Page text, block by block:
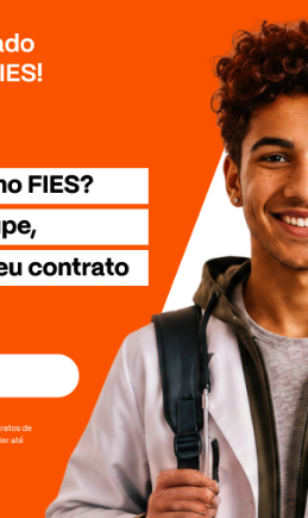
participantes do programa.
única.
Fies:
ter de renda per capita de até
familiar de até cinco
, aqueles registrados no
meio salário mínimo (R$ 706)
após a conclusão do curso.
Pravaler,a maior empresa de